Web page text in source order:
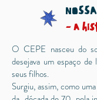
- A
O CEPE nasceu do
desejava um espaço de
seus filhos.
Surgiu, assim, como